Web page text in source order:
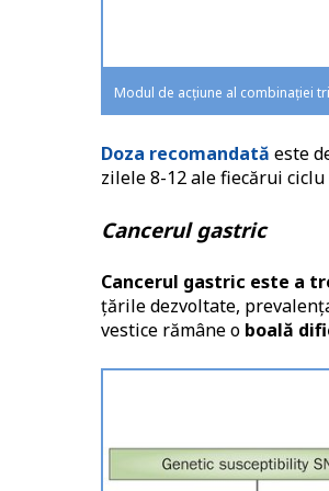
Modul de acțiune al combinației
Doza recomandată este
zilele 8-12 ale fiecărui ciclu
Cancerul gastric
Cancerul gastric este a
țările dezvoltate,
vestice rămâne o boală